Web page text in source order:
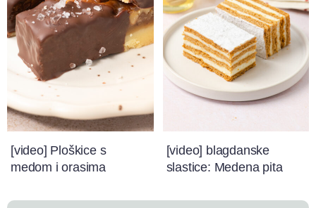
[video] Ploškice s
medom i orasima
[video] blagdanske
slastice: Medena pita